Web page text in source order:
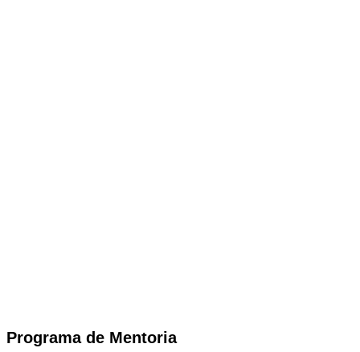
Programa de Mentoria